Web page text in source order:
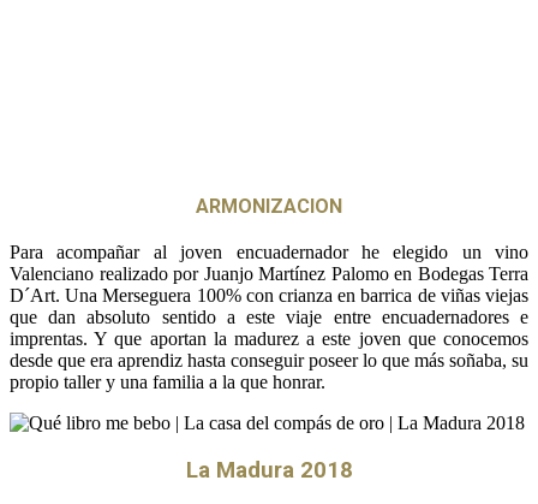
ARMONIZACION
Para acompañar al joven encuadernador he elegido un vino
Valenciano realizado por Juanjo Martínez Palomo en Bodegas Terra
D´Art. Una Merseguera 100% con crianza en barrica de viñas viejas
que dan absoluto sentido a este viaje entre encuadernadores e
imprentas. Y que aportan la madurez a este joven que conocemos
desde que era aprendiz hasta conseguir poseer lo que más soñaba, su
propio taller y una familia a la que honrar.
La Madura 2018